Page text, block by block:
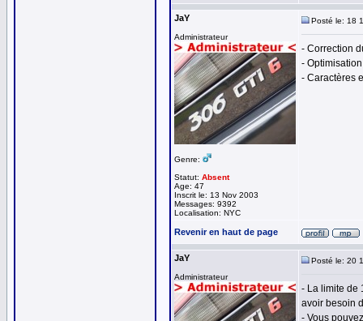
JaY
Administrateur
Genre:
Statut: Absent
Age: 47
Inscrit le: 13 Nov 2003
Messages: 9392
Localisation: NYC
Posté le: 18
- Correction
-
- Caractères
Revenir en haut de page
JaY
Administrateur
Posté le: 20
- La limite de
avoir besoin
- Vous